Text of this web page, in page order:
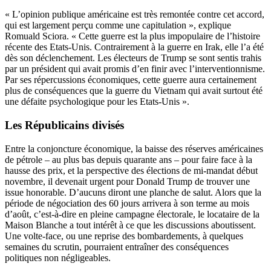
« L’opinion publique américaine est très remontée contre cet accord,
qui est largement perçu comme une capitulation », explique
Romuald Sciora. « Cette guerre est la plus impopulaire de l’histoire
récente des Etats-Unis. Contrairement à la guerre en Irak, elle l’a été
dès son déclenchement. Les électeurs de Trump se sont sentis trahis
par un président qui avait promis d’en finir avec l’interventionnisme.
Par ses répercussions économiques, cette guerre aura certainement
plus de conséquences que la guerre du Vietnam qui avait surtout été
une défaite psychologique pour les Etats-Unis ».
Les Républicains divisés
Entre la conjoncture économique, la baisse des réserves américaines
de pétrole – au plus bas depuis quarante ans – pour faire face à la
hausse des prix, et la perspective des élections de mi-mandat début
novembre, il devenait urgent pour Donald Trump de trouver une
issue honorable. D’aucuns diront une planche de salut. Alors que la
période de négociation des 60 jours arrivera à son terme au mois
d’août, c’est-à-dire en pleine campagne électorale, le locataire de la
Maison Blanche a tout intérêt à ce que les discussions aboutissent.
Une volte-face, ou une reprise des bombardements, à quelques
semaines du scrutin, pourraient entraîner des conséquences
politiques non négligeables.